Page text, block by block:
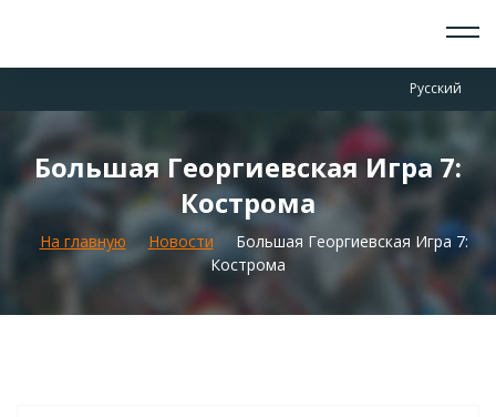
Русский
НОВОСТИ
СОБЫТИЯ
ОТРЯДЫ
ДОКУМЕНТЫ
КОНТАКТЫ
Большая Георгиевская Игра 7:
Кострома
На главную Новости
Большая Георгиевская Игра 7:
Кострома